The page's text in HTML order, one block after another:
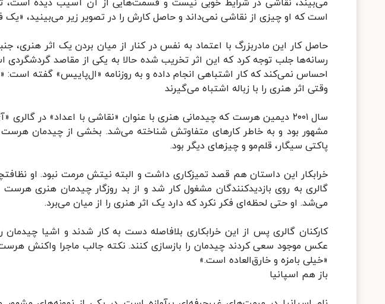
می‌بیند، نقاشی در شرایط خوبی نیست و قسمت‌هایی از آن آسیب دیده است،
است که او چیزی از نقاشی نمی‌داند و حاصل کارش را در تصویر زیر می‌بینید، «یک
حاصل کار این مادربزرگ با اعتماد به نفس در کنار از میان بردن یک اثر هنری،
رسانه‌ها جلب توجه کرد که این اثر تخریب شده حالا به یکی از مقاصد گردشگردی
احساس نمی‌کند که کار اشتباهی انجام داده و به روزنامه «ال‌پاییس» گفته است:
وقتی اثر هنری را با زباله اشتباه می‌گیرند
سال ۲۰۰۱ دیمین هرست که چیدمانی هنری با عنوان «نقاشی با اعداد» در
مشهور بود و به خاطر کارهای متفاوتش شناخته می‌شد. بخشی از چیدمان هرست
پاکتی سیگار، قلم‌مو و چیزهای دیگر بود.
خرابکار این داستان هم قصد تمیزکاری داشت و البته نیتش مرمت نبود. او
گالری به روی بازدیدکنندگان مشغول کار شد و از بد روزگار چیدمان هنری هرست
می‌شد. او حتی لحظه‌ای فکر نکرد که دارد یک اثر هنری را از میان می‌برد.
کارکنان گالری پس از این خرابکاری بلافاصله دست به کار شدند و اشیا چیدمان
عکس موجود سعی کردند چیدمان را بازسازی کنند. نکته جالب ماجرا واکنش
«خیلی بامزه و خارق‌العاده است.»
باز هم اسپانیا